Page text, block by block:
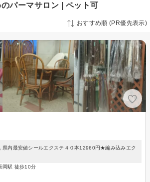
パーマサロン | ペット可
おすすめ順 (PR優先表示)
内最安値シールエクステ４０本12960円★編み込みエク
岡駅 徒歩10分